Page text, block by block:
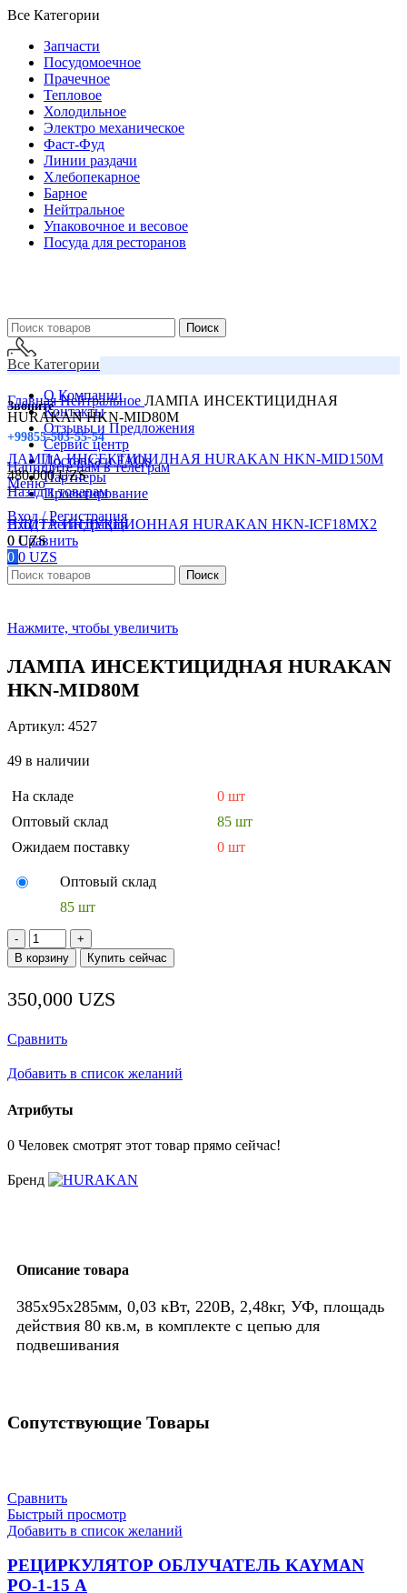
Все Категории
Запчасти
Посудомоечное
Прачечное
Тепловое
Холодильное
Электро механическое
Фаст-Фуд
Линии раздачи
Хлебопекарное
Барное
Нейтральное
Упаковочное и весовое
Посуда для ресторанов
Поиск
Звоните
+99855-503-55-54
Напишите нам в телеграм
Меню
Вход / Регистрация
Все Категории
О Компании
Контакты
Отзывы и Предложения
Сервис центр
Доставка и FAQs
Партнеры
Проектирование
Вход / Регистрация
0 Сравнить
0 0 UZS
Поиск
ГлавнаяНейтральное ЛАМПА ИНСЕКТИЦИДНАЯ
HURAKAN HKN-MID80M
ЛАМПА ИНСЕКТИЦИДНАЯ HURAKAN HKN-MID150M
480,000UZS
Назад к товарам
ПЛИТА ИНДУКЦИОННАЯ HURAKAN HKN-ICF18MX2
0 UZS
Нажмите, чтобы увеличить
ЛАМПА ИНСЕКТИЦИДНАЯ HURAKAN
HKN-MID80M
Артикул: 4527
49 в наличии
На складе
0 шт
Оптовый склад
85 шт
Ожидаем поставку
0 шт
Оптовый склад
85 шт
Количество
товара
ЛАМПА
HURAKAN
MID80M
В корзину Купить сейчас
350,000 UZS
Сравнить
Добавить в список желаний
Атрибуты
0 Человек смотрят этот товар прямо сейчас!
Бренд
Описание товара
385х95х285мм, 0,03 кВт, 220В, 2,48кг, УФ, площадь
действия 80 кв.м, в комплекте с цепью для
подвешивания
Сопутствующие Товары
Сравнить
Быстрый просмотр
Добавить в список желаний
РЕЦИРКУЛЯТОР ОБЛУЧАТЕЛЬ KAYMAN
РО-1-15 А